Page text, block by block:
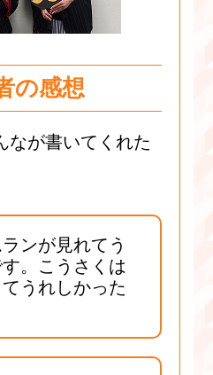
の感想
が書いてくれた
ンが見れてう
。こうさくは
うれしかった